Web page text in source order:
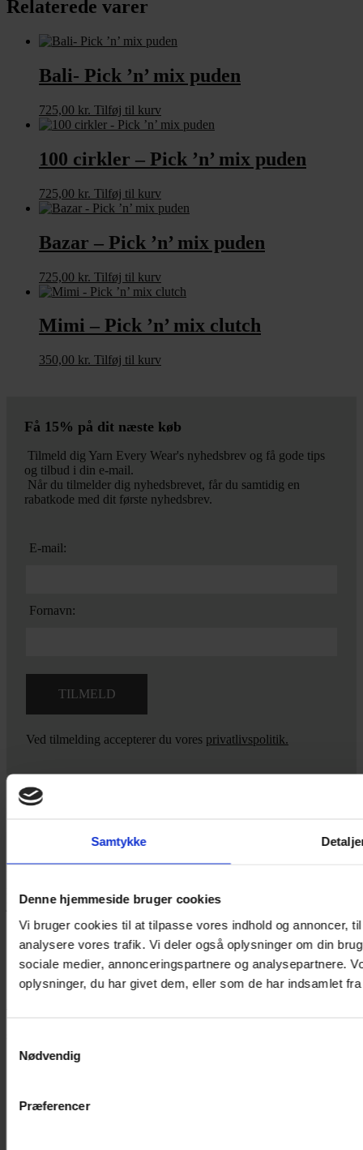
Samtykke
Denne hjemmeside bruger cookies
Vi bruger cookies til at tilpasse vores indhold og annoncer,
analysere vores trafik. Vi deler også oplysninger om din
sociale medier, annonceringspartnere og analysepartnere.
oplysninger, du har givet dem, eller som de har indsamlet
Nødvendig
Præferencer
Relaterede varer
Bali- Pick ’n’ mix puden
725,00 kr. Tilføj til kurv
100 cirkler – Pick ’n’ mix puden
725,00 kr. Tilføj til kurv
Bazar – Pick ’n’ mix puden
725,00 kr. Tilføj til kurv
Mimi – Pick ’n’ mix clutch
350,00 kr. Tilføj til kurv
Få 15% på dit næste køb
Tilmeld dig Yarn Every Wear's nyhedsbrev og få gode tips
og tilbud i din e-mail.
Når du tilmelder dig nyhedsbrevet, får du samtidig en
rabatkode med dit første nyhedsbrev.
E-mail:
Fornavn:
Ved tilmelding accepterer du vores privatlivspolitik.
jeg dig på vej.
Vestergade 12 6270, Tønder
60 51 96 50
post@yarneverywear.dk
CVR 43041649